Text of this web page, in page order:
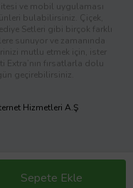
Sepete Ekle
ve mobil uygulaması
bulabilirsiniz. Çiçek,
Setleri gibi birçok farklı
sunuyor ve zamanında
mutlu etmek için, ister
Extra’nın fırsatlarla dolu
geçirebilirsiniz.
Hizmetleri A.Ş